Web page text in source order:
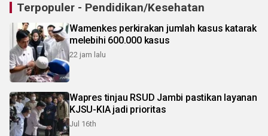
Terpopuler - Pendidikan/Kesehatan
Wamenkes perkirakan jumlah kasus katarak
melebihi 600.000 kasus
22 jam lalu
Wapres tinjau RSUD Jambi pastikan layanan
KJSU-KIA jadi prioritas
Jul 16th